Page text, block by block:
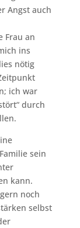
Angst auch
Frau an
ins
nötig
ich war
durch
sein
kann.
noch
selbst